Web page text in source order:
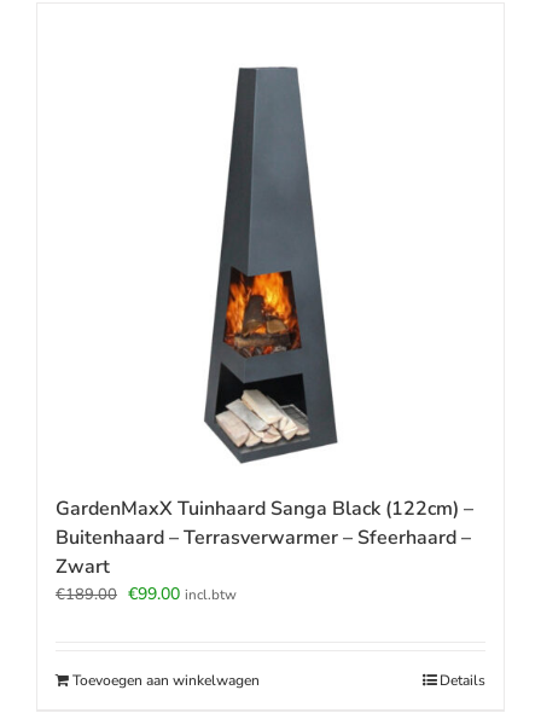
GardenMaxX Tuinhaard Sanga Black (122cm) –
Buitenhaard – Terrasverwarmer – Sfeerhaard –
Zwart
€189.00 Oorspronkelijke
€99.00Huidige
incl.btw
Toevoegen aan winkelwagen Details